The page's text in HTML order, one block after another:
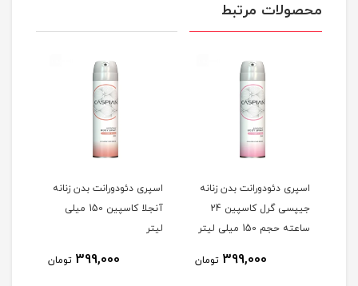
محصولات مرتبط
اسپری دئودورانت بدن زنانه
جیپسی گرل کاسپین 24
ساعته حجم 150 میلی لیتر
399,000 تومان
اسپری دئودورانت بدن زنانه
آنجلا کاسپین 150 میلی
لیتر
399,000 تومان